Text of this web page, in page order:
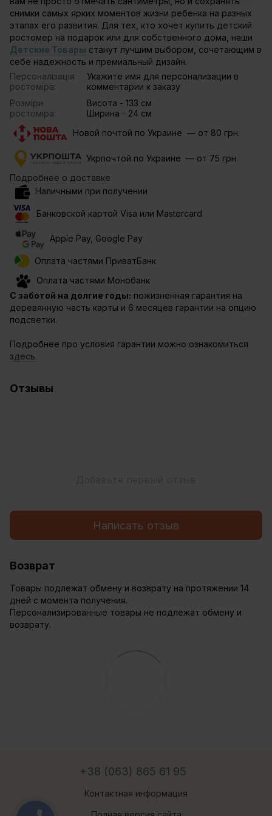
снимки самых ярких моментов жизни ребенка на разных
этапах его развития. Для тех, кто хочет купить детский
ростомер на подарок или для собственного дома, наши
Детские Товары станут лучшим выбором, сочетающим в
себе надежность и премиальный дизайн.
Персоналізація
ростоміра:
Укажите имя для персонализации в
комментарии к заказу
Розміри
ростоміра:
Висота - 133 см
Ширина - 24 см
Новой почтой по Украине — от 80 грн.
Укрпочтой по Украине — от 75 грн.
Подробнее о доставке
Наличными при получении
Банковской картой Visa или Mastercard
Apple Pay, Google Pay
Оплата частями ПриватБанк
Оплата частями Монобанк
С заботой на долгие годы: пожизненная гарантия на
деревянную часть карты и 6 месяцев гарантии на опцию
подсветки.
Подробнее про условия гарантии можно ознакомиться
здесь.
Отзывы
Написать отзыв
Возврат
Товары подлежат обмену и возврату на протяжении 14
дней с момента получения.
Персонализированные товары не подлежат обмену и
возврату.
+38 (063) 865 61 95
Контактная информация